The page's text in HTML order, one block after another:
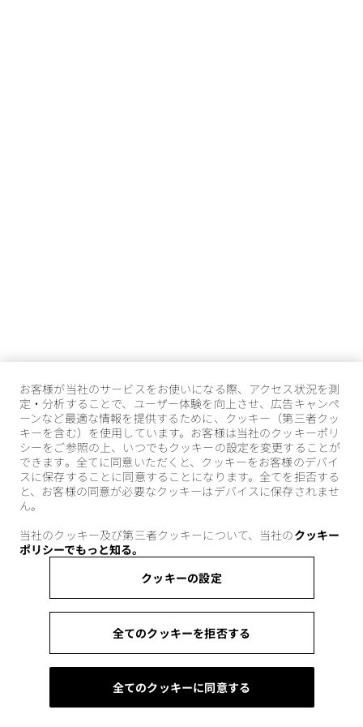
お客様が当社のサービスをお使いになる際、アクセス状況を測
定・分析することで、ユーザー体験を向上させ、広告キャンペ
ーンなど最適な情報を提供するために、クッキー（第三者クッ
キーを含む）を使用しています。お客様は当社のクッキーポリ
シーをご参照の上、いつでもクッキーの設定を変更することが
できます。全てに同意いただくと、クッキーをお客様のデバイ
スに保存することに同意することになります。全てを拒否する
と、お客様の同意が必要なクッキーはデバイスに保存されませ
ん。
当社のクッキー及び第三者クッキーについて、当社のクッキー
ポリシーでもっと知る。
クッキーの設定
全てのクッキーを拒否する
全てのクッキーに同意する